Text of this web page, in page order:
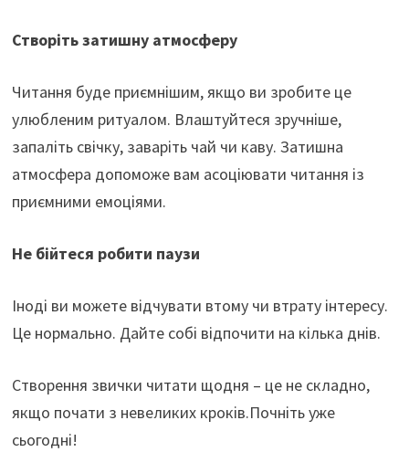
Створіть затишну атмосферу
Читання буде приємнішим, якщо ви зробите це
улюбленим ритуалом. Влаштуйтеся зручніше,
запаліть свічку, заваріть чай чи каву. Затишна
атмосфера допоможе вам асоціювати читання із
приємними емоціями.
Не бійтеся робити паузи
Іноді ви можете відчувати втому чи втрату інтересу.
Це нормально. Дайте собі відпочити на кілька днів.
Створення звички читати щодня – це не складно,
якщо почати з невеликих кроків.Почніть уже
сьогодні!